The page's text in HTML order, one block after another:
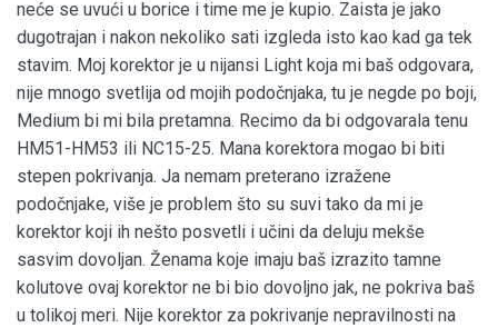
neće se uvući u borice i time me je kupio. Zaista je jako
dugotrajan i nakon nekoliko sati izgleda isto kao kad ga tek
stavim. Moj korektor je u nijansi Light koja mi baš odgovara,
nije mnogo svetlija od mojih podočnjaka, tu je negde po boji,
Medium bi mi bila pretamna. Recimo da bi odgovarala tenu
HM51-HM53 ili NC15-25. Mana korektora mogao bi biti
stepen pokrivanja. Ja nemam preterano izražene
podočnjake, više je problem što su suvi tako da mi je
korektor koji ih nešto posvetli i učini da deluju mekše
sasvim dovoljan. Ženama koje imaju baš izrazito tamne
kolutove ovaj korektor ne bi bio dovoljno jak, ne pokriva baš
u tolikoj meri. Nije korektor za pokrivanje nepravilnosti na